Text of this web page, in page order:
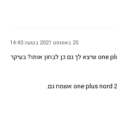
25 באוגוסט 2021 בשעה 14:43
איך הוא ביחס לone plus nord ce שיצא לך גם כן לבחון אותו? בעיקר